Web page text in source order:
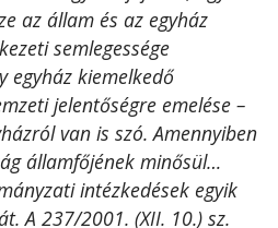
az állam és az egyház
semlegessége
egyház kiemelkedő
jelentőségre emelése –
van is szó. Amennyiben
államfőjének minősül…
intézkedések egyik
A 237/2001. (XII. 10.) sz.